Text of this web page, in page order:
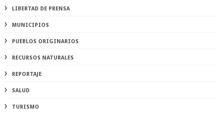
LIBERTAD DE PRENSA
MUNICIPIOS
PUEBLOS ORIGINARIOS
RECURSOS NATURALES
REPORTAJE
SALUD
TURISMO